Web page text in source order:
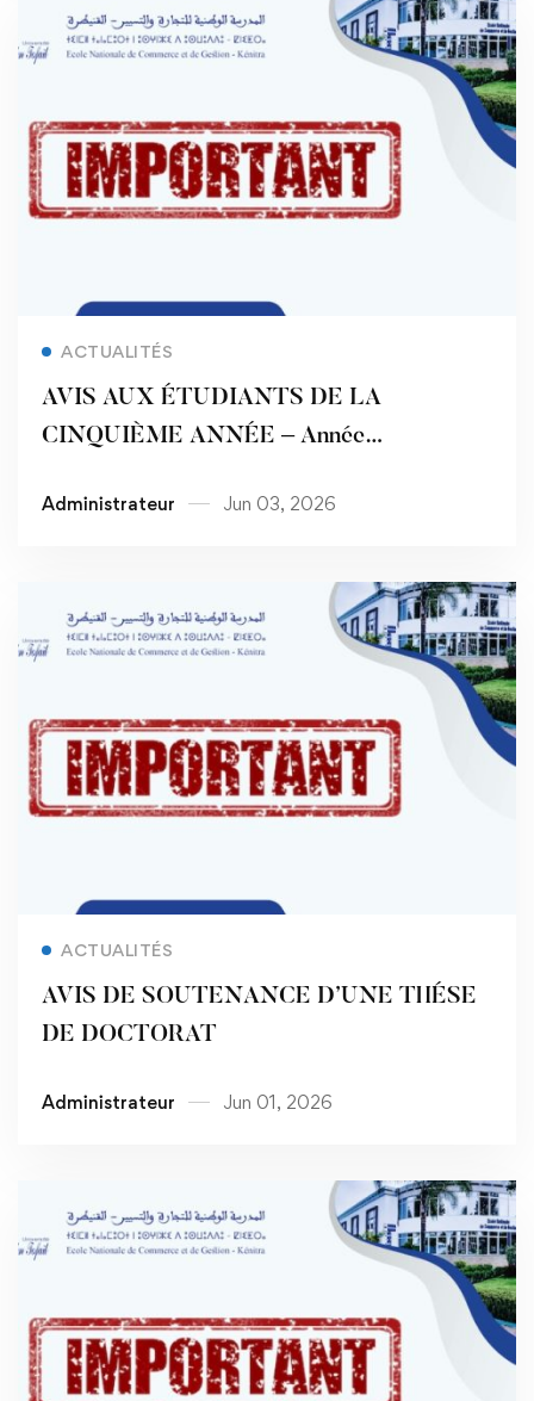
ACTUALITÉS
AVIS AUX ÉTUDIANTS DE LA
CINQUIÈME ANNÉE – Année
Administrateur Jun 03, 2026
ACTUALITÉS
AVIS DE SOUTENANCE D’UNE THÉSE
DE DOCTORAT
Administrateur Jun 01, 2026